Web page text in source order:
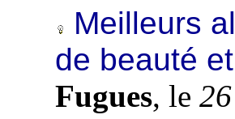
Meilleurs
de beauté
Fugues, le